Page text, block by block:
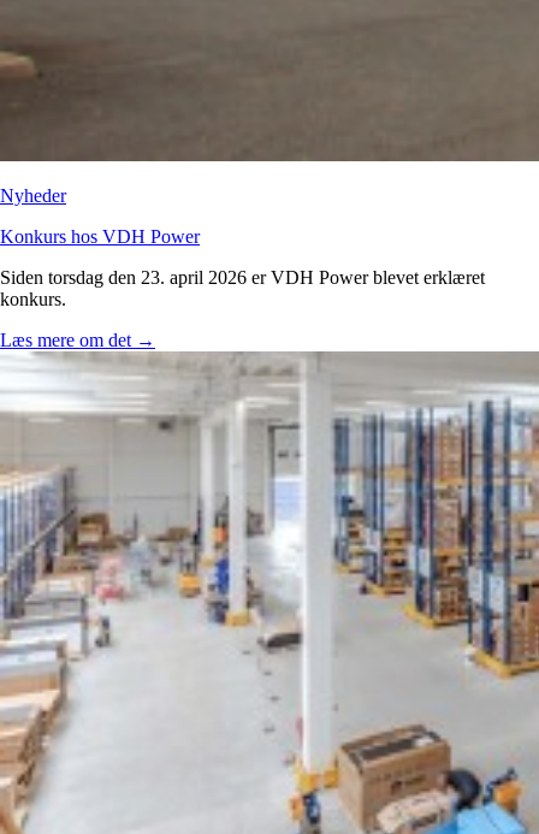
Nyheder
Konkurs hos VDH Power
Siden torsdag den 23. april 2026 er VDH Power blevet erklæret
konkurs.
Læs mere om det →